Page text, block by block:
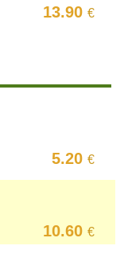
13.90€
5.20€
10.60€